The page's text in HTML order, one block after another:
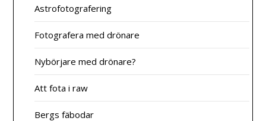
Astrofotografering
Fotografera med drönare
Nybörjare med drönare?
Att fota i raw
Bergs fäbodar